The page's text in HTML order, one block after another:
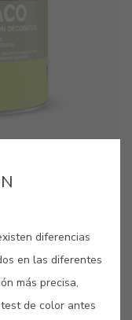
pequenos
são
antes de pintar”.
pequenos
são
antes de pintar”.
diferencias
en las diferentes
más precisa,
de color antes